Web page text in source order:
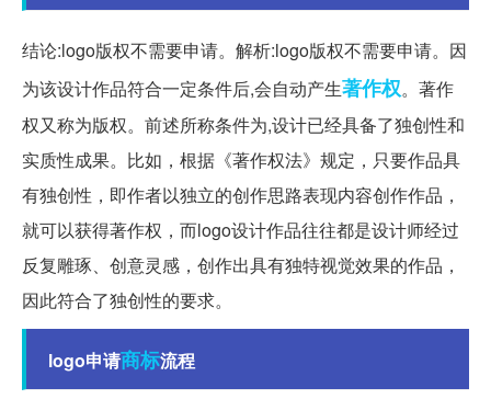
结论:logo版权不需要申请。解析:logo版权不需要申请。因
为该设计作品符合一定条件后,会自动产生著作权。著作
权又称为版权。前述所称条件为,设计已经具备了独创性和
实质性成果。比如，根据《著作权法》规定，只要作品具
有独创性，即作者以独立的创作思路表现内容创作作品，
就可以获得著作权，而logo设计作品往往都是设计师经过
反复雕琢、创意灵感，创作出具有独特视觉效果的作品，
因此符合了独创性的要求。
logo申请商标流程